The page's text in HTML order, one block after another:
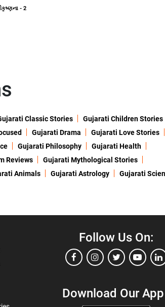
- 2
Classic Stories
Gujarati Children Stories
Gujarati Drama
Gujarati Love Stories
Gujarati Philosophy
Gujarati Health
Reviews
Gujarati Mythological Stories
Animals Gujarati Astrology
Gujarati
Follow Us On:
Download Our